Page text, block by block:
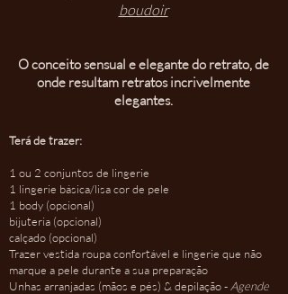
boudoir
O conceito sensual e elegante do retrato, de
onde resultam retratos incrivelmente
elegantes.
Terá de trazer:
1 ou 2 conjuntos de lingerie
1 lingerie básica/lisa cor de pele
1 body (opcional)
bijuteria (opcional)
calçado (opcional)
Trazer vestida roupa confortável e lingerie que não
marque a pele durante a sua preparação
Unhas arranjadas (mãos e pés) & depilação - Agende